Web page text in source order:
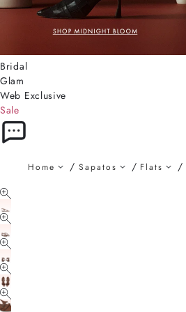
Bridal
Glam
Web Exclusive
Sale
Home Sapatos Flats